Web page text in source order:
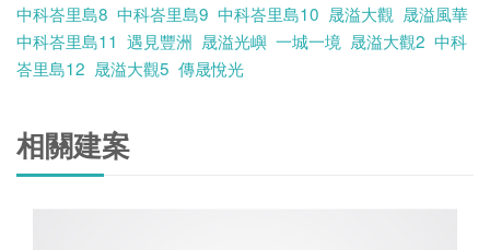
中科峇里島8 中科峇里島9 中科峇里島10 晟溢大觀 晟溢風華
中科峇里島11 遇見豐洲 晟溢光嶼 一城一境 晟溢大觀2 中科
峇里島12 晟溢大觀5 傳晟悅光
相關建案